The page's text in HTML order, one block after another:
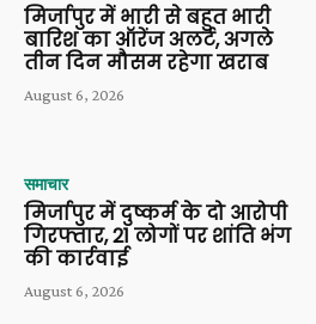
मिर्जापुर में भारी से बहुत भारी
बारिश का ऑरेंज अलर्ट, अगले
तीन दिन मौसम रहेगा खराब
August 6, 2026
समाचार
मिर्जापुर में दुष्कर्म के दो आरोपी
गिरफ्तार, 21 लोगों पर शांति भंग
की कार्रवाई
August 6, 2026